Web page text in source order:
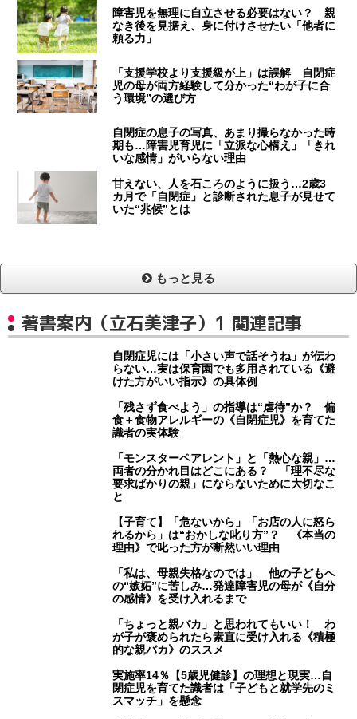
障害児を無理に自立させる必要はない？ 親
なき後を見据え、身に付けさせたい「他者に
頼る力」
「支援学校より支援級が上」は誤解 自閉症
児の母が両方経験して分かった“わが子に合
う環境”の選び方
自閉症の息子の写真、あまり撮らなかった時
期も…障害児育児に「立派な心構え」「きれ
いな感情」がいらない理由
甘えない、人を石ころのように扱う…2歳3
カ月で「自閉症」と診断された息子が見せて
いた“兆候”とは
もっと見る
著書案内（立石美津子）1 関連記事
自閉症児には「小さい声で話そうね」が伝わ
らない…実は保育園でも多用されている《避
けた方がいい指示》の具体例
「残さず食べよう」の指導は“虐待”か？ 偏
食＋食物アレルギーの《自閉症児》を育てた
識者の実体験
「モンスターペアレント」と「熱心な親」…
両者の分かれ目はどこにある？ 「理不尽な
要求ばかりの親」にならないために大切なこ
と
【子育て】「危ないから」「お店の人に怒ら
れるから」は“おかしな叱り方”？ 《本当の
理由》で叱った方が断然いい理由
「私は、母親失格なのでは」 他の子どもへ
の“嫉妬”に苦しみ…発達障害児の母が《自分
の感情》を受け入れるまで
「ちょっと親バカ」と思われてもいい！ わ
が子が褒められたら素直に受け入れる《積極
的な親バカ》のススメ
実施率14％【5歳児健診】の理想と現実…自
閉症児を育てた識者は「子どもと就学先のミ
スマッチ」を懸念